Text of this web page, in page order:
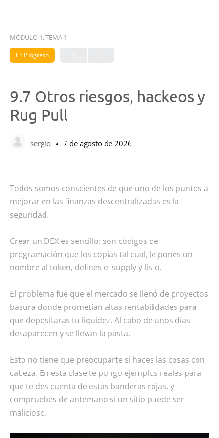
MÓDULO 1, TEMA 1
En Progreso
9.7 Otros riesgos, hackeos y
Rug Pull
sergio 7 de agosto de 2026
Todos somos conscientes de que uno de los puntos a
mejorar en las finanzas descentralizadas es la
seguridad.
Crear un DEX es sencillo: son códigos de
programación que los copias tal cual, le pones un
nombre al token, defines el supply y listo.
El problema fue que el mercado se llenó de proyectos
basura donde prometían altas rentabilidades para
que depositaras tu liquidez. Al cabo de unos días
desaparecen y se llevan la pasta.
Esto no tiene que preocuparte si haces las cosas con
cabeza. En esta clase te pongo ejemplos reales para
que te des cuenta de estas banderas rojas, y
compruebes de antemano si un sitio puede ser
malicioso.